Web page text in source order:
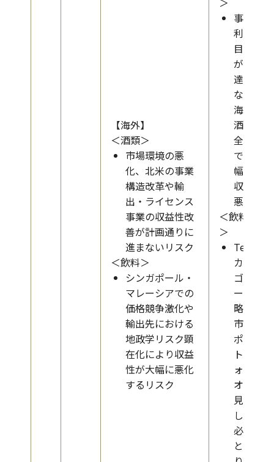
【海外】
＜酒類＞
市場環境の悪
化、北米の事業
構造改革や輸
出・ライセンス
事業の収益性改
善が計画通りに
進まないリスク
＜飲料＞
シンガポール・
マレーシアでの
価格競争激化や
輸出先における
地政学リスク顕
在化により収益
性が大幅に悪化
するリスク
事業
利益
目標
が未
達と
なり
海外
酒類
全体
で大
幅な
収益
悪化
＜飲料
＞
Tea
カテ
ゴリ
ー戦
略や
市場
ポー
トフ
ォリ
オの
見直
しが
必要
とな